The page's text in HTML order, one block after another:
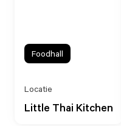
Little Thai Kitchen
Locatie
Foodhall